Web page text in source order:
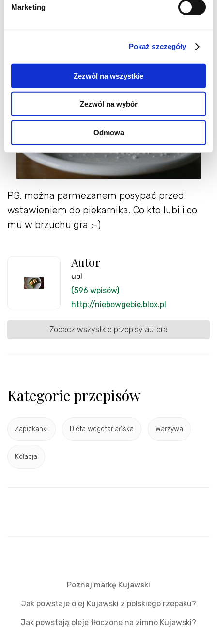
Marketing
Pokaż szczegóły
Zezwól na wszystkie
Zezwól na wybór
Odmowa
Zaraz po wyjęciu z piekarnika posypałam
PS: można parmezanem posypać przed
wstawieniem do piekarnika. Co kto lubi i co
mu w brzuchu gra ;-)
Autor
upl
(596 wpisów)
http://niebowgebie.blox.pl
Zobacz wszystkie przepisy autora
Kategorie przepisów
Zapiekanki Dieta wegetariańska Warzywa
Kolacja
Poznaj markę Kujawski
Jak powstaje olej Kujawski z polskiego rzepaku?
Jak powstają oleje tłoczone na zimno Kujawski?